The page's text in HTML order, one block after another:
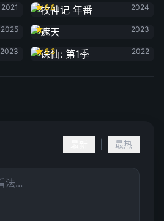
2021
8.8
2024
2025
遮天
2023
2023
诛仙: 第1季
8.3
2022
最热